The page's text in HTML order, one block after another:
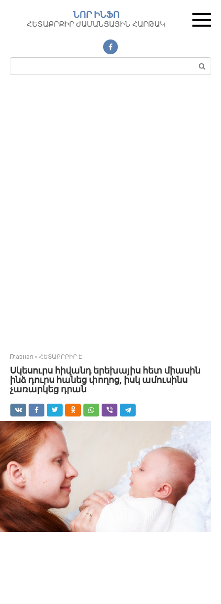
контенту
ՆՈՐ ԻՆՖՈ
ՀԵՏԱՔՐՔԻՐ ԺԱՄԱՆՑԱՅԻՆ ՀԱՐԹԱԿ
Поиск:
Главная » ՀԵՏԱՔՐՔԻՐ Է
Սկեսուրս հիվանդ երեխայիս հետ միասին
ինձ դուրս հանեց փողոց, իսկ ամուսինս
չառարկեց դրան